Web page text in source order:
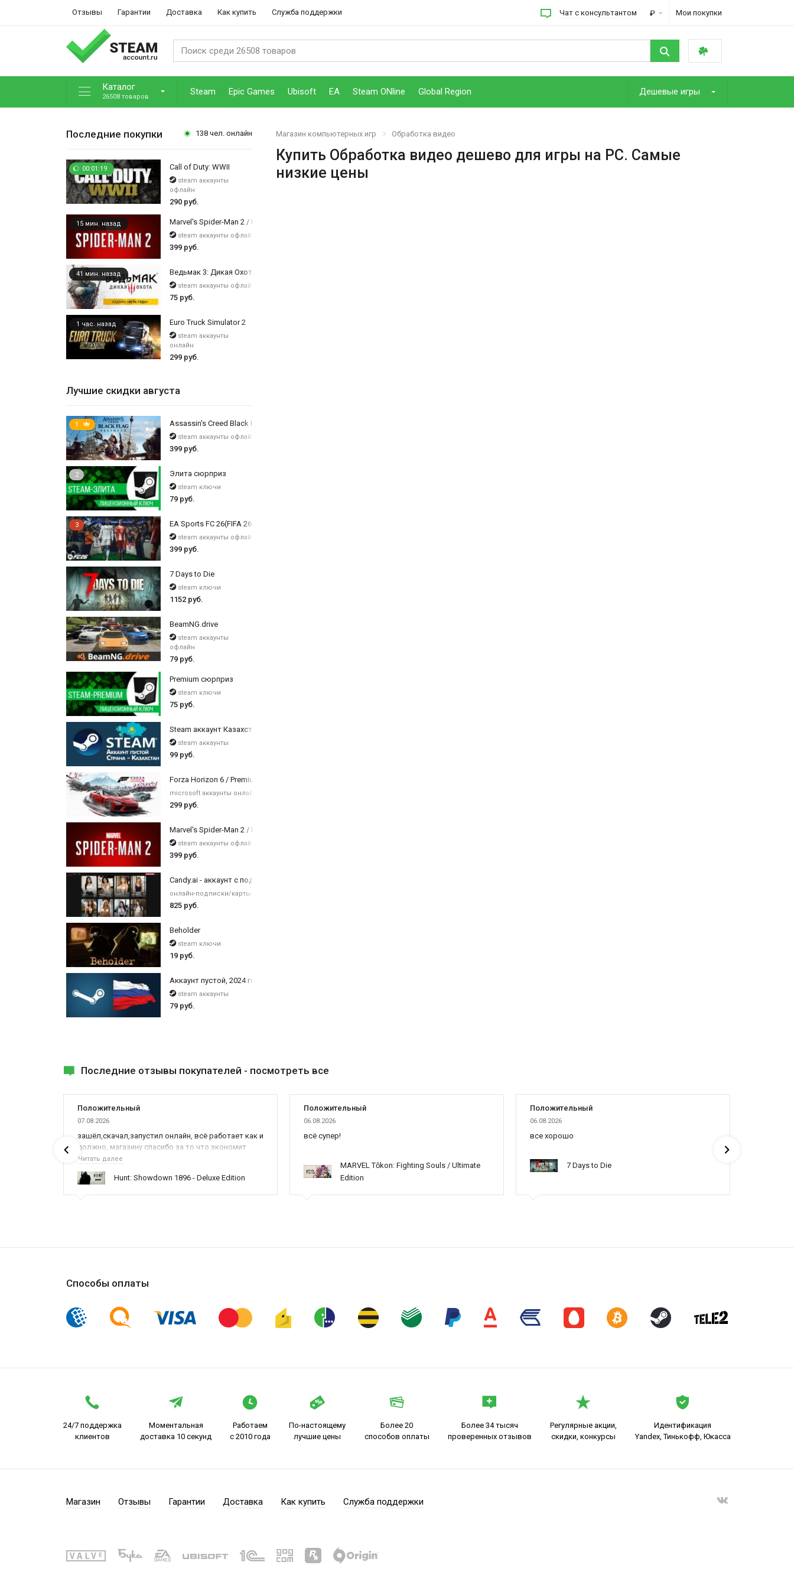
Отзывы Гарантии Доставка Как купить Служба поддержки Чат с консультантом ₽ Мои покупки
Каталог
26508 товаров Steam Epic Games Ubisoft EA Steam ONline Global Region Дешевые игры
Последние покупки 138 чел. онлайн
00:01:19 Call of Duty: WWII
steam аккаунты
офлайн
290 руб.
15 мин. назад Marvel's Spider-Man 2 / Digital Deluxe Edition
steam аккаунты офлайн
399 руб.
41 мин. назад Ведьмак 3: Дикая Охота — Полное издание (The Witcher 3: Wild Hunt)
steam аккаунты офлайн
75 руб.
1 час. назад Euro Truck Simulator 2
steam аккаунты
онлайн
299 руб.
Лучшие скидки августа
1 Assassin's Creed Black Flag Resynced / Deluxe Edition
steam аккаунты офлайн
399 руб.
2 Элита сюрприз
steam ключи
79 руб.
3 EA Sports FC 26(FIFA 26) / Издание Ultimate
steam аккаунты офлайн
399 руб.
7 Days to Die
steam ключи
1152 руб.
BeamNG.drive
steam аккаунты
офлайн
79 руб.
Premium сюрприз
steam ключи
75 руб.
Steam аккаунт Казахстан - Новый пустой
steam аккаунты
99 руб.
Forza Horizon 6 / Premium Edition + Онлайн
microsoft аккаунты онлайн
299 руб.
Marvel's Spider-Man 2 / Digital Deluxe Edition
steam аккаунты офлайн
399 руб.
Candy.ai - аккаунт с подпиской "Premium" на 1 месяц
онлайн-подписки/карты оплаты
825 руб.
Beholder
steam ключи
19 руб.
Аккаунт пустой, 2024 года регистрации. Регион Россия
steam аккаунты
79 руб.
Магазин компьютерных игр Обработка видео
Купить Обработка видео дешево для игры на PC. Самые
низкие цены
Последние отзывы покупателей - посмотреть все
Положительный
07.08.2026
зашёл,скачал,запустил онлайн, всё работает как и
должно, магазину спасибо за то что экономит
наше время,нервы и деньги, ребята вы красава
всех только вы и оказываете помощь
Читать далее
Hunt: Showdown 1896 - Deluxe Edition
Положительный
06.08.2026
всё супер!
MARVEL Tōkon: Fighting Souls / Ultimate
Edition
Положительный
06.08.2026
все хорошо
7 Days to Die
Способы оплаты
24/7 поддержка
клиентов
Моментальная
доставка 10 секунд
Работаем
с 2010 года
По-настоящему
лучшие цены
Более 20
способов оплаты
Более 34 тысяч
проверенных отзывов
Регулярные акции,
скидки, конкурсы
Идентификация
Yandex, Тинькофф, Юкасса
Магазин Отзывы Гарантии Доставка Как купить Служба поддержки